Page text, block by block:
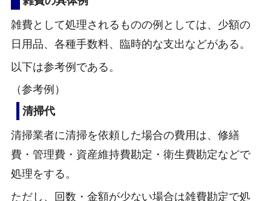
雑費として処理されるものの例としては、少額の
日用品、各種手数料、臨時的な支出などがある。
以下は参考例である。
（参考例）
清掃代
清掃業者に清掃を依頼した場合の費用は、修繕
費・管理費・資産維持費勘定・衛生費勘定などで
処理をする。
ただし、回数・金額が少ない場合は雑費勘定で処